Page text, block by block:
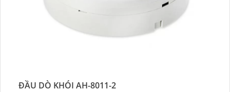
ĐẦU DÒ KHÓI AH-8011-2